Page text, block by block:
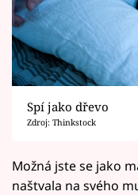
Spí jako dřevo
Zdroj: Thinkstock
Možná jste se jako
naštvala na svého